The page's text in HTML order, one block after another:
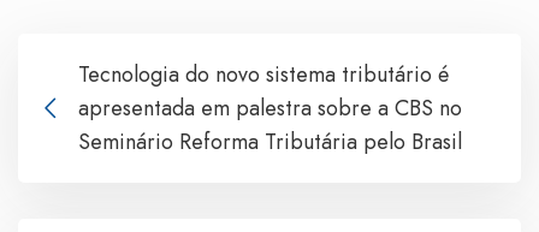
Tecnologia do novo sistema tributário é
apresentada em palestra sobre a CBS no
Seminário Reforma Tributária pelo Brasil